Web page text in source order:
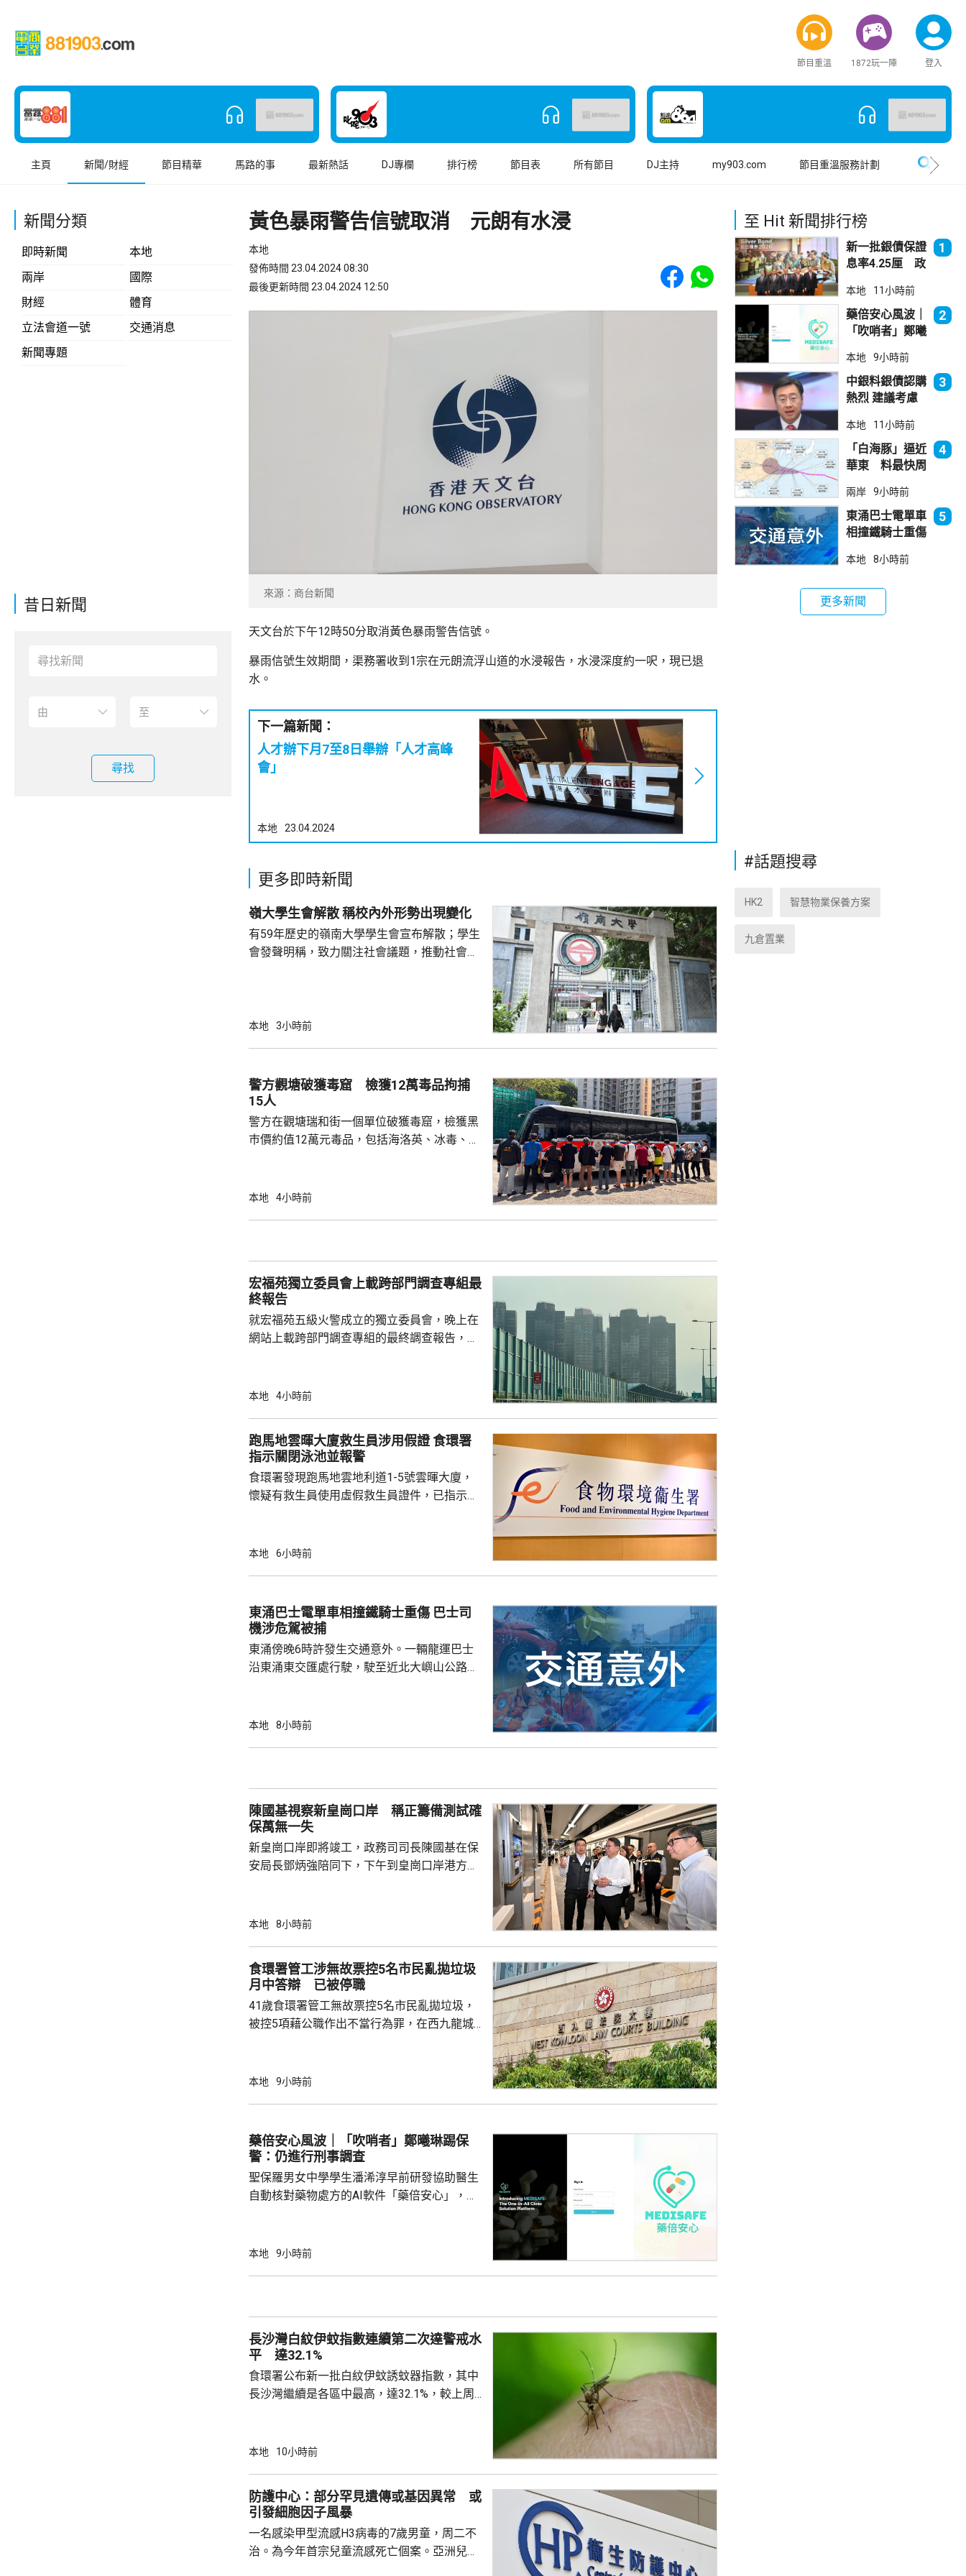
節目重溫 1872玩一陣 登入
主頁 新聞/財經 節目精華 馬路的事 最新熱話 DJ專欄 排行榜 節目表 所有節目 DJ主持 my903.com 節目重溫服務計劃
新聞分類
即時新聞
本地
兩岸
國際
財經
體育
立法會道一號
交通消息
新聞專題
昔日新聞
尋找
黃色暴雨警告信號取消 元朗有水浸
本地
發佈時間 23.04.2024 08:30
最後更新時間 23.04.2024 12:50
Share to Facebook
Share to WhatsApp
來源：商台新聞
天文台於下午12時50分取消黃色暴雨警告信號。
暴雨信號生效期間，渠務署收到1宗在元朗流浮山道的水浸報告，水浸深度約一呎，現已退
水。
下一篇新聞：
人才辦下月7至8日舉辦「人才高峰
會」
本地 23.04.2024
更多即時新聞
嶺大學生會解散 稱校內外形勢出現變化
有59年歷史的嶺南大學學生會宣布解散；學生
會發聲明稱，致力關注社會議題，推動社會進
承認學生會，導致學生會無法在校內提供服
生會完全失去運作空間。 對於近年多間院校學
生會相繼解散，他認為是學界以至...
本地 3小時前
警方觀塘破獲毒窟 檢獲12萬毒品拘捕
15人
警方在觀塘瑞和街一個單位破獲毒窟，檢獲黑
巿價約值12萬元毒品，包括海洛英、冰毒、含
營毒窟及販運危險藥物，另外13男1女，年齡
本地 4小時前
宏福苑獨立委員會上載跨部門調查專組最
終報告
就宏福苑五級火警成立的獨立委員會，晚上在
網站上載跨部門調查專組的最終調查報告，指
高達2米，包括安全網，以及遮蓋窗戶的發泡
能是意外事故，起因很可能是點燃的煙蒂燒著
起火地點的可燃物料。現場並發現兩個煙蒂。
今場火災造成168人喪生，79人...
本地 4小時前
跑馬地雲暉大廈救生員涉用假證 食環署
指示關閉泳池並報警
食環署發現跑馬地雲地利道1-5號雲暉大廈，
懷疑有救生員使用虛假救生員證件，已指示泳
資料，今日收到核實結果，發現一名昨日在屋
疑未按法例提供足夠合資格救生員，會考慮向
泳池持牌人提出檢控。 食環署表示，今年至頭
本地 6小時前
東涌巴士電單車相撞鐵騎士重傷 巴士司
機涉危駕被捕
東涌傍晚6時許發生交通意外。一輛龍運巴士
沿東涌東交匯處行駛，駛至近北大嶼山公路出
體多處受傷，昏迷送往北大嶼山醫院治理。
駕駛職務，派員到醫院慰問傷者，並會配合警
方調查事故原因。
本地 8小時前
陳國基視察新皇崗口岸 稱正籌備測試確
保萬無一失
新皇崗口岸即將竣工，政務司司長陳國基在保
安局長鄧炳強陪同下，下午到皇崗口岸港方口
跨部門工作小組，正籌備綜合營運測試、公共
蓋約20個類別、超過100個不同規模的演練和
測試，循序漸進提升口岸負荷，並在每次測試
後即時跟進問題，又要求小組必須以...
本地 8小時前
食環署管工涉無故票控5名市民亂拋垃圾
月中答辯 已被停職
41歲食環署管工無故票控5名市民亂拋垃圾，
被控5項藉公職作出不當行為罪，在西九龍城
銳，案發時為食環署深水埗區環境衞生辦事處
圾，告票未有妥善送達，部分人被票控時甚至
不在港，令他們被追討罰款、遭通緝和拘捕。
食環署：涉事管工停職 ...
本地 9小時前
藥倍安心風波｜「吹哨者」鄭曦琳踢保
警：仍進行刑事調查
聖保羅男女中學學生潘浠淳早前研發協助醫生
自動核對藥物處方的AI軟件「藥倍安心」，去
意下披露個人資料並造成指明傷害，被警方拘
續時，拒絕繼續保釋候查，又說案件的刑事調
查仍在進行中，被捕人拒絕保釋候查，...
本地 9小時前
長沙灣白紋伊蚊指數連續第二次達警戒水
平 達32.1%
食環署公布新一批白紋伊蚊誘蚊器指數，其中
長沙灣繼續是各區中最高，達32.1%，較上周
布廣泛；其餘都低於20%，藍田及秀茂坪
園、4個公共屋邨、4個私人屋苑、2個商場和1
個公共設施內有積水或積水容器，分別向有關
負責人發出共14張...
本地 10小時前
防護中心：部分罕見遺傳或基因異常 或
引發細胞因子風暴
一名感染甲型流感H3病毒的7歲男童，周二不
治。為今年首宗兒童流感死亡個案。亞洲兒童
至 Hit 新聞排行榜
新一批銀債保證
息率4.25厘 政
吸引力
1
本地 11小時前
藥倍安心風波｜
「吹哨者」鄭曦
進行刑事調查
2
本地 9小時前
中銀料銀債認購
熱烈 建議考慮
3
本地 11小時前
「白海豚」逼近
華東 料最快周
4
兩岸 9小時前
東涌巴士電單車
相撞鐵騎士重傷
被捕
5
本地 8小時前
更多新聞
#話題搜尋
HK2 智慧物業保養方案
九倉置業